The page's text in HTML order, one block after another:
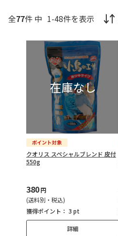
全77件 中 1-48件を表示
クオリス スペシャルブレンド 皮付
550g
380円
(送料別・税込)
獲得ポイント： 3 pt
詳細